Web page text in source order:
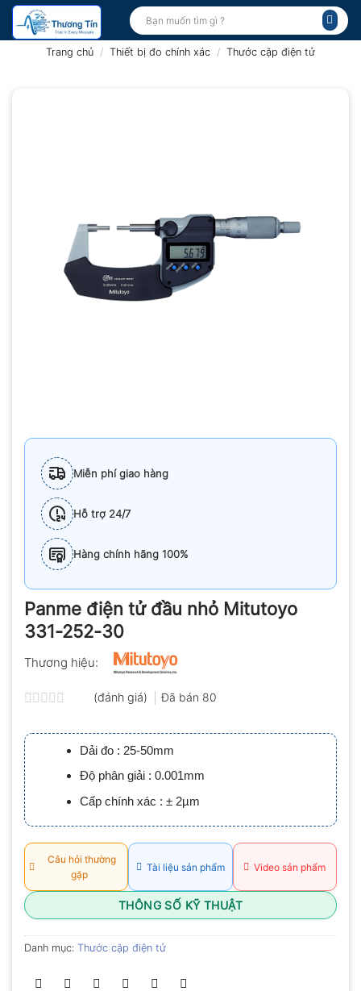
Bỏ
qua
Tìm
kiếm:
Trang chủ / Thiết bị đo chính xác / Thước cặp điện tử
Miễn phí giao hàng
Hỗ trợ 24/7
Hàng chính hãng 100%
Panme điện tử đầu nhỏ Mitutoyo
331-252-30
Thương hiệu:
xếp
hạng
0.0
5
sao
(đánh giá) Đã bán 80
Dải đo : 25-50mm
Độ phân giải : 0.001mm
Cấp chính xác : ± 2µm
Câu hỏi thường
gặp
Tài liệu sản phẩm Video sản phẩm
THÔNG SỐ KỸ THUẬT
Danh mục: Thước cặp điện tử